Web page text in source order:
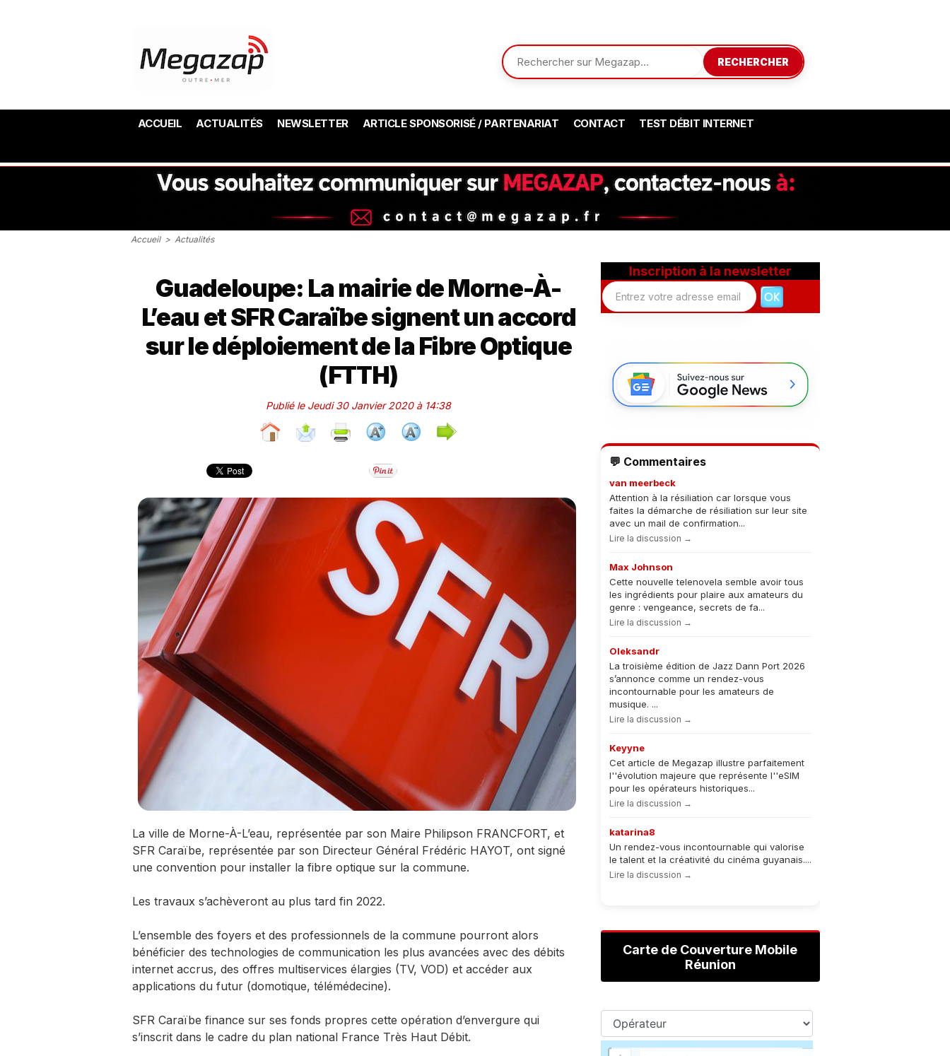
RECHERCHER
ACCUEIL ACTUALITÉS NEWSLETTER ARTICLE SPONSORISÉ / PARTENARIAT CONTACT TEST DÉBIT INTERNET
Accueil > Actualités
Guadeloupe: La mairie de Morne-À-
L’eau et SFR Caraïbe signent un accord
sur le déploiement de la Fibre Optique
(FTTH)
Publié le Jeudi 30 Janvier 2020 à 14:38
La ville de Morne-À-L’eau, représentée par son Maire Philipson FRANCFORT, et
SFR Caraïbe, représentée par son Directeur Général Frédéric HAYOT, ont signé
une convention pour installer la fibre optique sur la commune.
Les travaux s’achèveront au plus tard fin 2022.
L’ensemble des foyers et des professionnels de la commune pourront alors
bénéficier des technologies de communication les plus avancées avec des débits
internet accrus, des offres multiservices élargies (TV, VOD) et accéder aux
applications du futur (domotique, télémédecine).
SFR Caraïbe finance sur ses fonds propres cette opération d’envergure qui
s’inscrit dans le cadre du plan national France Très Haut Débit.
Inscription à la newsletter
💬 Commentaires
van meerbeck
Attention à la résiliation car lorsque vous
faites la démarche de résiliation sur leur site
avec un mail de confirmation...
Lire la discussion →
Max Johnson
Cette nouvelle telenovela semble avoir tous
les ingrédients pour plaire aux amateurs du
genre : vengeance, secrets de fa...
Lire la discussion →
Oleksandr
La troisième édition de Jazz Dann Port 2026
s’annonce comme un rendez-vous
incontournable pour les amateurs de
musique. ...
Lire la discussion →
Keyyne
Cet article de Megazap illustre parfaitement
l''évolution majeure que représente l''eSIM
pour les opérateurs historiques...
Lire la discussion →
katarina8
Un rendez-vous incontournable qui valorise
le talent et la créativité du cinéma guyanais....
Lire la discussion →
Carte de Couverture Mobile
Réunion